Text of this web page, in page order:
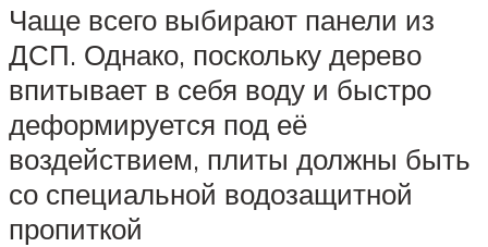
Чаще всего выбирают панели из
ДСП. Однако, поскольку дерево
впитывает в себя воду и быстро
деформируется под её
воздействием, плиты должны быть
со специальной водозащитной
пропиткой